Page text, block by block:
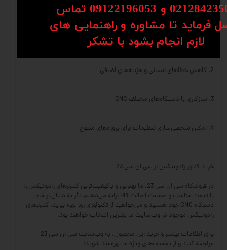
مزایای استفاده از کنترلر رادونیکس در دستگاه‌های CNC
2. کاهش خطاهای انسانی و هزینه‌های اضافی
3. سازگاری با دستگاه‌های مختلف CNC
4. امکان شخصی‌سازی تنظیمات برای پروژه‌های متنوع
خرید کنترلر رادونیکس از سی ان سی 23
در فروشگاه سی ان سی 23، ما بهترین و باکیفیت‌ترین کنترلرهای رادونیکس را
با قیمت مناسب و ضمانت اصالت کالا ارائه می‌دهیم. اگر به دنبال ارتقاء
دستگاه CNC خود هستید و می‌خواهید از تکنولوژی روز بهره ببرید، کنترلرهای
رادونیکس موجود در وب‌سایت ما بهترین انتخاب خواهند بود.
برای اطلاعات بیشتر و خرید این محصول، به وب‌سایت سی ان سی 23
مراجعه کنید و از تخفیف‌های ویژه ما بهره‌مند شوید!
و 09122196053​​​​​​​ تماس
فرماید تا مشاوره و راهنمایی های
​​​​​​​لازم انجام بشود با تشکر​​​​​​​